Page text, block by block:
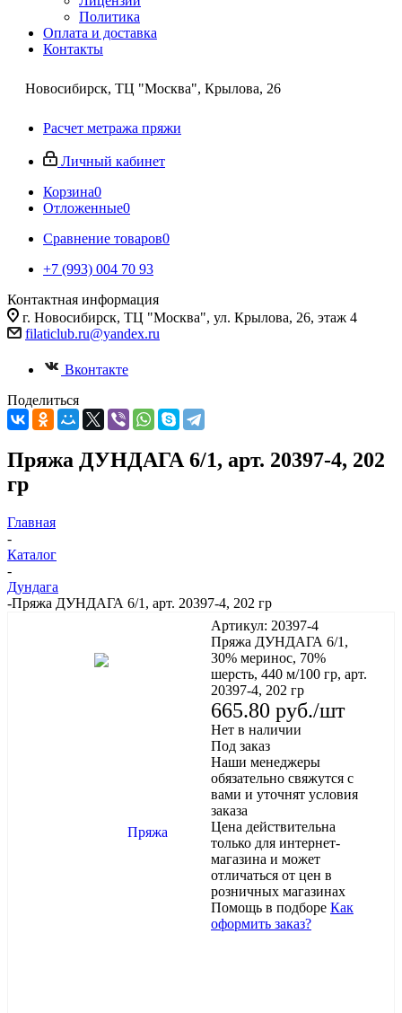
Политика
Оплата и доставка
Контакты
Новосибирск, ТЦ "Москва", Крылова, 26
Расчет метража пряжи
Личный кабинет
Корзина0
Отложенные0
Сравнение товаров0
+7 (993) 004 70 93
Контактная информация
г. Новосибирск, ТЦ "Москва", ул. Крылова, 26, этаж 4
filaticlub.ru@yandex.ru
Вконтакте
Поделиться
Пряжа ДУНДАГА 6/1, арт. 20397-4, 202
гр
Главная
-
Каталог
-
Дундага
-Пряжа ДУНДАГА 6/1, арт. 20397-4, 202 гр
Артикул: 20397-4
Пряжа ДУНДАГА 6/1,
30% меринос, 70%
шерсть, 440 м/100 гр, арт.
20397-4, 202 гр
665.80 руб./шт
Нет в наличии
Под заказ
Наши менеджеры
обязательно свяжутся с
вами и уточнят условия
заказа
Цена действительна
только для интернет-
магазина и может
отличаться от цен в
розничных магазинах
Помощь в подборе Как
оформить заказ?